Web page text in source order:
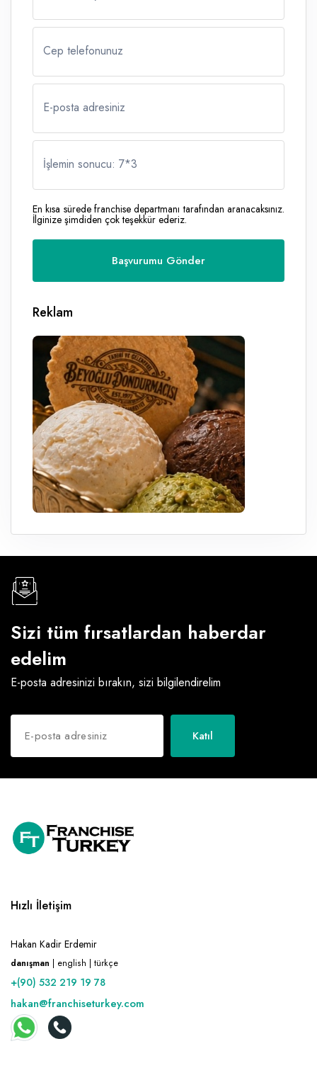
Cep telefonunuz
E-posta adresiniz
İşlemin sonucu: 7*3
En kısa sürede franchise departmanı tarafından aranacaksınız.
İlginize şimdiden çok teşekkür ederiz.
Reklam
Sizi tüm fırsatlardan haberdar
edelim
E-posta adresinizi bırakın, sizi bilgilendirelim
Katıl
Hızlı İletişim
Hakan Kadir Erdemir
danışman | english | türkçe
+(90) 532 219 19 78
hakan@franchiseturkey.com